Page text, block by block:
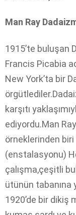
Man Ray
1915’te buluşan
Francis Picabia
New York’ta bir
karşıtı
ediyordu.Man
örneklerinden
(enstalasyonu)
çalışma,çeşitli
ütünün tabanına
1920’de bir dikiş